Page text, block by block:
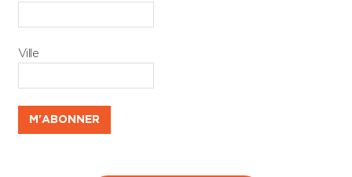
Ville